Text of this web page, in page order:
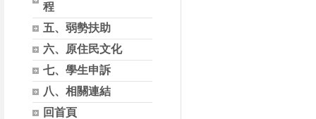
程
五、弱勢扶助
六、原住民文化
七、學生申訴
八、相關連結
回首頁